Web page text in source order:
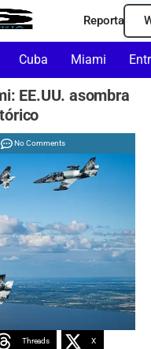
Reporta
Cuba Miami
EE.UU. asombra
No Comments
Threads X